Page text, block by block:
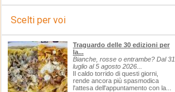
Scelti per voi
Traguardo delle 30 edizioni per
la...
Bianche, rosse o entrambe? Dal 31
luglio al 5 agosto 2026...
Il caldo torrido di questi giorni,
rende ancora più spasmodica
l'attesa dell'appuntamento con la...